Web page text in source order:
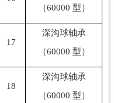
（60000 型）
17
深沟球轴承
（60000 型）
18
深沟球轴承
（60000 型）